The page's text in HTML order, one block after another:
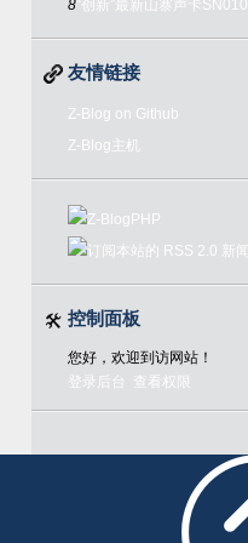
8 “创新”最新山寨声卡
友情链接
Z-Blog on Github
Z-Blog主机
控制面板
您好，欢迎到访网站！
登录后台
查看权限